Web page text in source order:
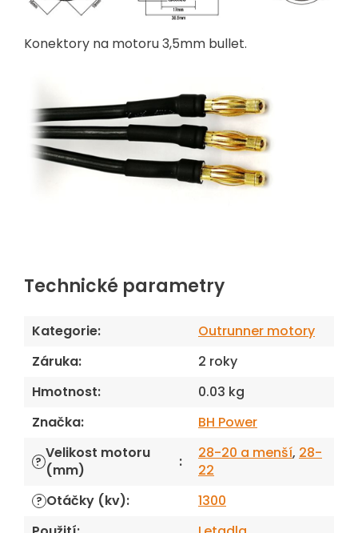
Konektory na motoru 3,5mm bullet.
Technické parametry
Kategorie:
Outrunner motory
Záruka:
2 roky
Hmotnost:
0.03 kg
Značka: BH Power
? Velikost motoru
(mm)
: 28-20 a menší, 28-
22
? Otáčky (kv):
1300